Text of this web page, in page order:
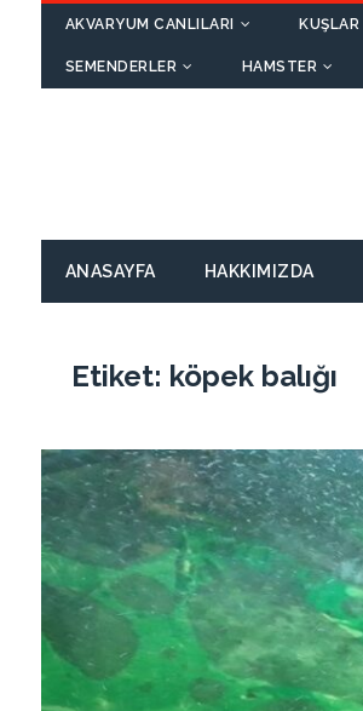
AKVARYUM CANLILARI KUŞLAR
SEMENDERLER HAMSTER
ANASAYFA HAKKIMIZDA
Etiket: köpek balığı